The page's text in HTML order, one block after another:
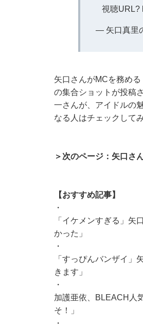
視聴URL?
— 矢口真里
矢口さんがMCを務め
の集合ショットが投稿
一さんが、アイドルの
なる人はチェックして
＞次のページ：矢口さ
【おすすめ記事】
・
「イケメンすぎる」矢
かった」
・
「すっぴんバンザイ」
きます」
・
加護亜依、BLEACH人
そ！」
・